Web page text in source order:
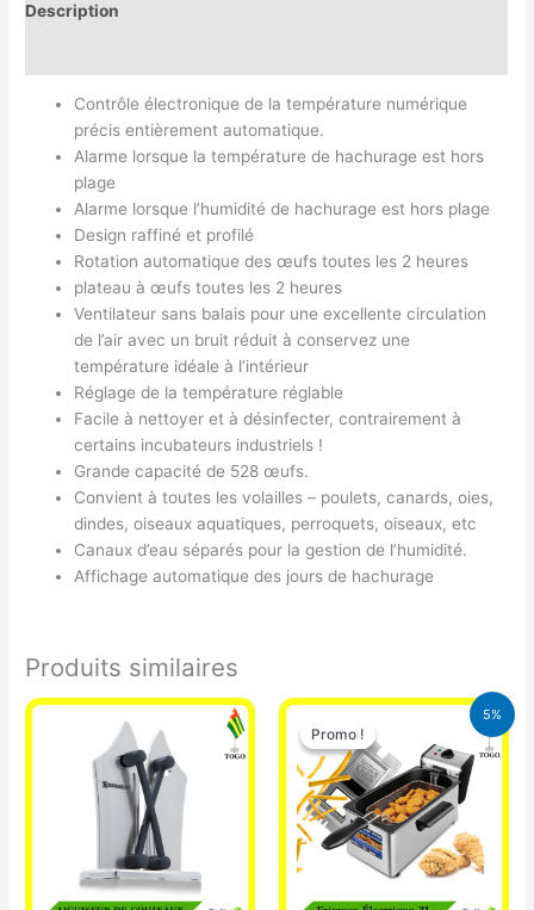
Description
Contrôle électronique de la température numérique
précis entièrement automatique.
Alarme lorsque la température de hachurage est hors
plage
Alarme lorsque l’humidité de hachurage est hors plage
Design raffiné et profilé
Rotation automatique des œufs toutes les 2 heures
plateau à œufs toutes les 2 heures
Ventilateur sans balais pour une excellente circulation
de l’air avec un bruit réduit à conservez une
température idéale à l’intérieur
Réglage de la température réglable
Facile à nettoyer et à désinfecter, contrairement à
certains incubateurs industriels !
Grande capacité de 528 œufs.
Convient à toutes les volailles – poulets, canards, oies,
dindes, oiseaux aquatiques, perroquets, oiseaux, etc
Canaux d’eau séparés pour la gestion de l’humidité.
Affichage automatique des jours de hachurage
Produits similaires
5%
Promo !
Promo !
Le
initial
était :
39.000 CFA.
Le
prix
actuel
est :
37.000 CFA.